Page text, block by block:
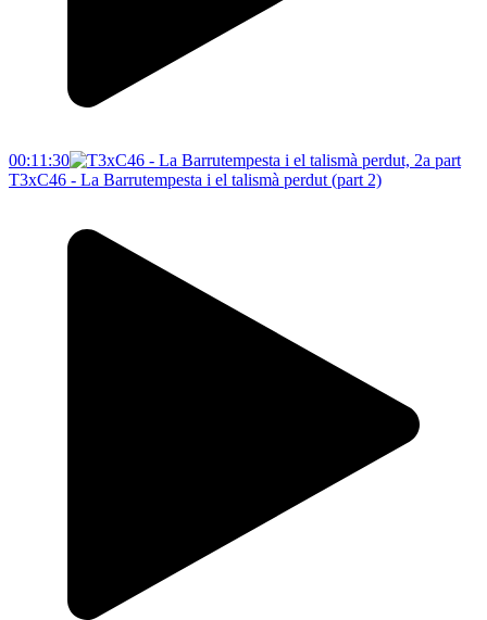
00:11:30
T3xC46 - La Barrutempesta i el talismà perdut (part 2)